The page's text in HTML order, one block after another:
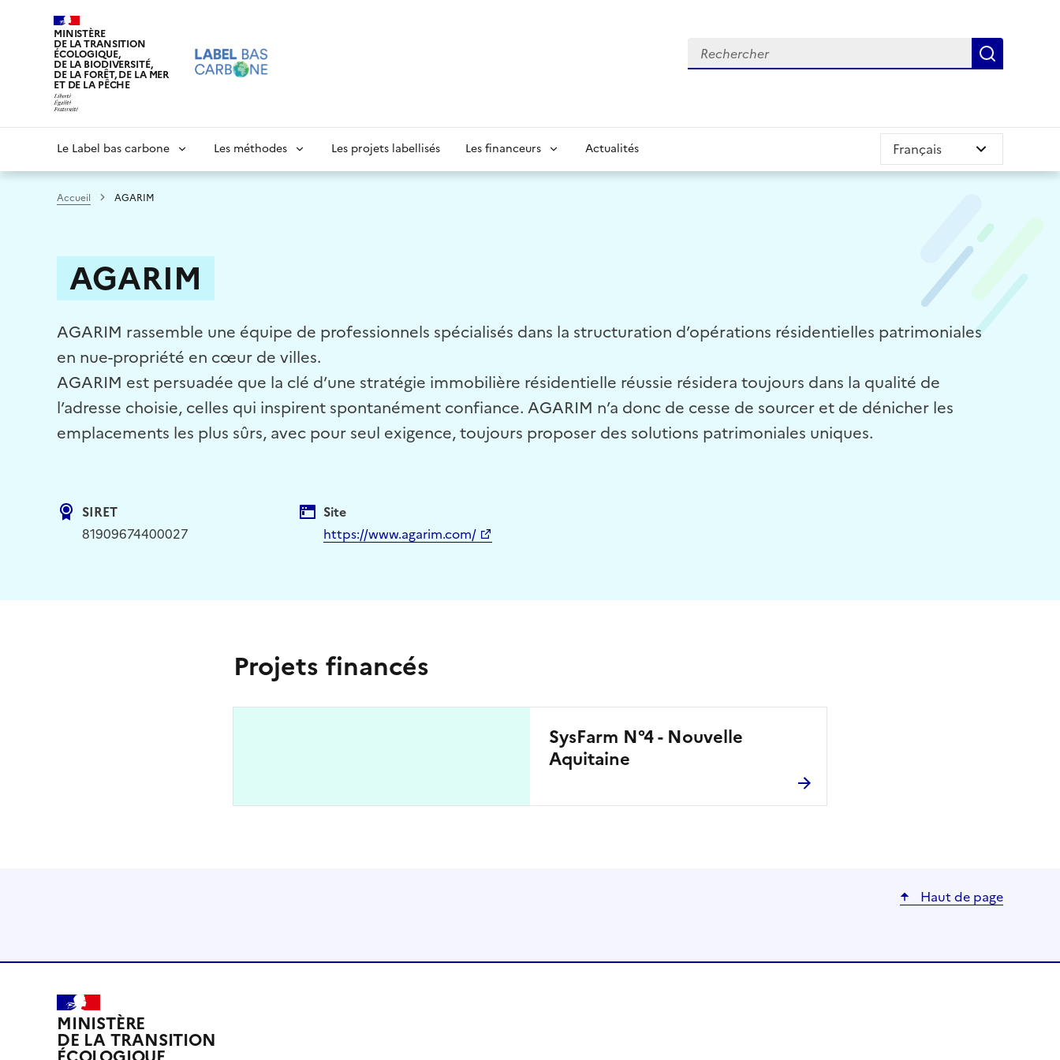
MINISTÈRE
DE LA TRANSITION
ÉCOLOGIQUE,
DE LA BIODIVERSITÉ,
DE LA FORÊT, DE LA MER
ET DE LA PÊCHE
Rechercher
principale
Le Label bas carbone Les méthodes Les projets labellisés Les financeurs Actualités
Accueil AGARIM
AGARIM
AGARIM rassemble une équipe de professionnels spécialisés dans la structuration d’opérations résidentielles patrimoniales
en nue-propriété en cœur de villes.
AGARIM est persuadée que la clé d’une stratégie immobilière résidentielle réussie résidera toujours dans la qualité de
l’adresse choisie, celles qui inspirent spontanément confiance. AGARIM n’a donc de cesse de sourcer et de dénicher les
emplacements les plus sûrs, avec pour seul exigence, toujours proposer des solutions patrimoniales uniques.
SIRET
81909674400027
Site
https://www.agarim.com/
Projets financés
SysFarm N°4 - Nouvelle
Aquitaine
Haut de page
MINISTÈRE
DE LA TRANSITION